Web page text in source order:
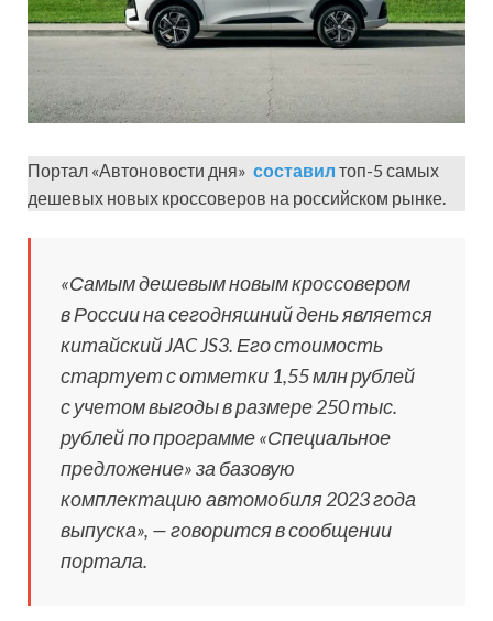
Портал «Автоновости дня» составил топ-5 самых
дешевых новых кроссоверов на российском рынке.
«Самым дешевым новым кроссовером
в России на сегодняшний день является
китайский JAC JS3. Его стоимость
стартует с отметки 1,55 млн рублей
с учетом выгоды в размере 250 тыс.
рублей по программе «Специальное
предложение» за базовую
комплектацию автомобиля 2023 года
выпуска», — говорится в сообщении
портала.